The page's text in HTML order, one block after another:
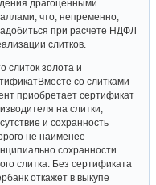
драгоценными
что, непременно,
при расчете НДФЛ
слитков.
слиток золота и
со слитками
приобретает сертификат
на слитки,
и сохранность
не наименее
сохранности
слитка. Без сертификата
откажет в выкупе